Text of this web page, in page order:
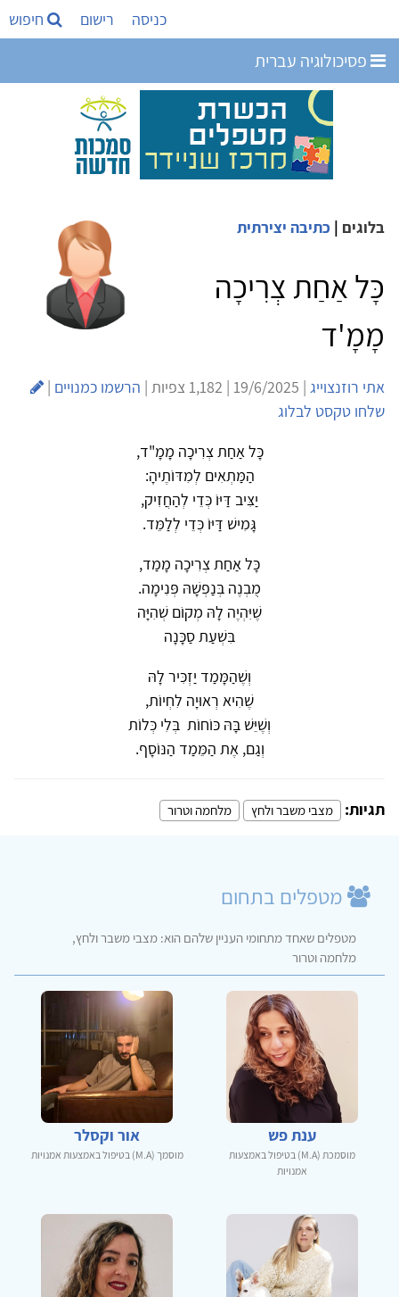
כניסה רישום חיפוש
פסיכולוגיה עברית
בלוגים | כתיבה יצירתית
כָּל אַחַת צְרִיכָה
מָמָ'ד
אתי רוזנצוייג | 19/6/2025 | 1,182 צפיות | הרשמו כמנויים |
שלחו טקסט לבלוג
כָּל אַחַת צְרִיכָה מָמָ"ד,
הַמַּתְאִים לְמִדּוֹתֶיהָ:
יַצִּיב דַּיּוֹ כְּדֵי לְהַחֲזִיק,
גָּמִישׁ דַּיּוֹ כְּדֵי לְלַמֵּד.
כָּל אַחַת צְרִיכָה מָמַד,
מֻבְנֶה בְּנַפְשָׁהּ פְּנִימָה.
שֶׁיִּהְיֶה לָהּ מְקוֹם שְׁהִיָּה
בִּשְׁעַת סַכָּנָה
וְשֶׁהַמָּמַד יַזְכִּיר לָהּ
שֶׁהִיא רְאוּיָה לִחְיוֹת,
וְשֶׁיֵּשׁ בָּהּ כּוֹחוֹת בְּלִי כְּלוֹת
וְגַם, אֶת הַמֵּמַד הַנּוֹסָף.
תגיות: מצבי משבר ולחץ מלחמה וטרור
מטפלים בתחום
מטפלים שאחד מתחומי העניין שלהם הוא: מצבי משבר ולחץ,
מלחמה וטרור
ענת פש
מוסמכת (M.A) בטיפול באמצעות
אמנויות
אור וקסלר
מוסמך (M.A) בטיפול באמצעות אמנויות